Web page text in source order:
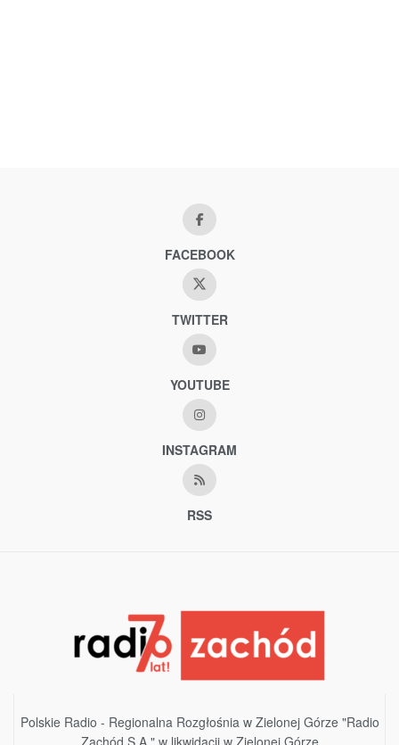
FACEBOOK
TWITTER
YOUTUBE
INSTAGRAM
RSS
Polskie Radio - Regionalna Rozgłośnia w Zielonej Górze "Radio
Zachód S.A." w likwidacji w Zielonej Górze